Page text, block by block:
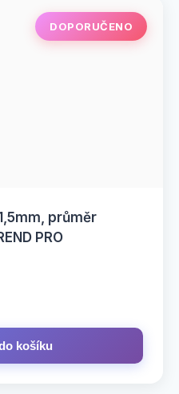
DOPORUČENO
průměr
PRO
košíku